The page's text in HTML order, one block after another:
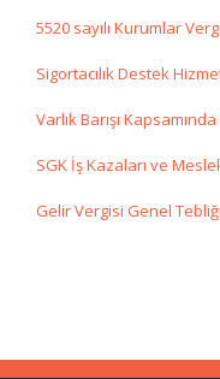
5520 sayılı Kurumlar
Sigortacılık Destek
Varlık Barışı
SGK İş Kazaları ve
Gelir Vergisi Genel